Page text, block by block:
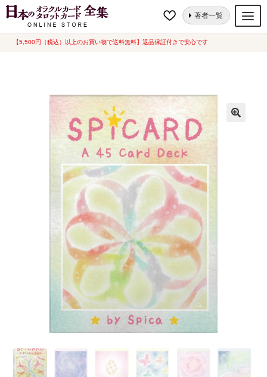
【5,500円（税込）以上のお買い物で送料無料】返品保証付きで安心です
ナ
コ
著者一覧
オラクルカード
ルノルマンカード
トランプ
カード関連グッズ
ホーム オラクルカード 天使・神様 スピカード